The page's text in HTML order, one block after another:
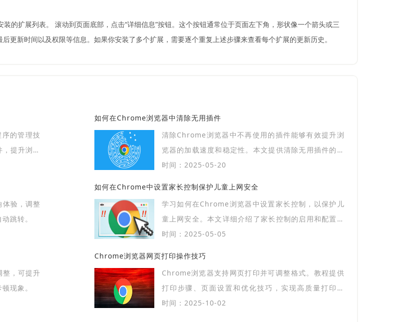
的扩展列表。 滚动到页面底部，点击“详细信息”按钮。这个按钮通常位于页面左下角，形状像一个箭头或三
更新时间以及权限等信息。如果你安装了多个扩展，需要逐个重复上述步骤来查看每个扩展的更新历史。
的管理技
提升浏览
如何在Chrome浏览器中清除无用插件
清除Chrome浏览器中不再使用的插件能够有效提升浏
览器的加载速度和稳定性。本文提供清除无用插件的具
体步骤，帮助用户优化浏览体验。
时间：2025-05-20
验，调整
跳转。
如何在Chrome中设置家长控制保护儿童上网安全
学习如何在Chrome浏览器中设置家长控制，以保护儿
童上网安全。本文详细介绍了家长控制的启用和配置步
骤，帮助守护孩子的健康成长。
时间：2025-05-05
整，可提升
现象。
Chrome浏览器网页打印操作技巧
Chrome浏览器支持网页打印并可调整格式。教程提供
打印步骤、页面设置和优化技巧，实现高质量打印输
出。
时间：2025-10-02